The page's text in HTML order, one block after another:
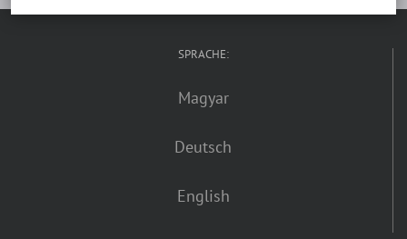
SPRACHE:
Magyar
Deutsch
English